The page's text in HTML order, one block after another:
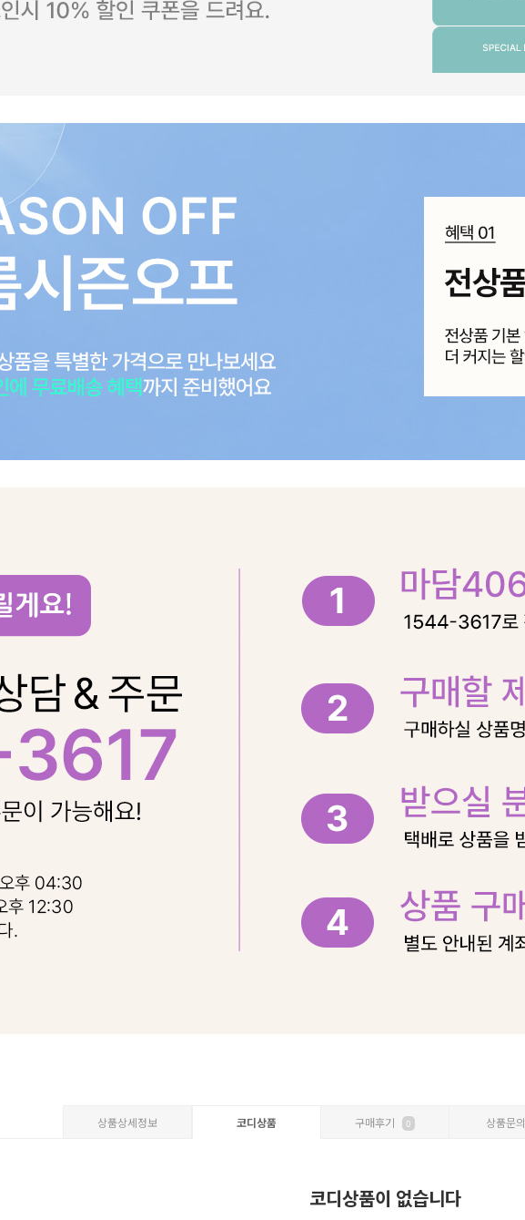
상품상세정보 코디상품 구매후기 0 상품문의
코디상품이 없습니다